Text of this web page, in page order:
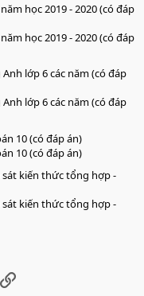
học 2019 - 2020 (có đáp
học 2019 - 2020 (có đáp
lớp 6 các năm (có đáp
lớp 6 các năm (có đáp
10 (có đáp án)
10 (có đáp án)
kiến thức tổng hợp -
kiến thức tổng hợp -
Link